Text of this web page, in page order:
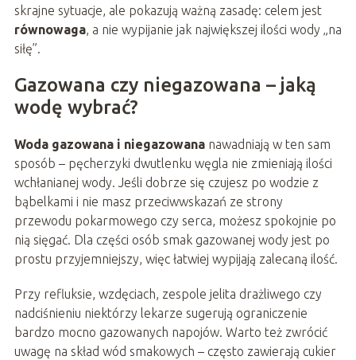
skrajne sytuacje, ale pokazują ważną zasadę: celem jest
równowaga, a nie wypijanie jak największej ilości wody „na
siłę”.
Gazowana czy niegazowana – jaką
wodę wybrać?
Woda gazowana i niegazowananawadniają w ten sam
sposób – pęcherzyki dwutlenku węgla nie zmieniają ilości
wchłanianej wody. Jeśli dobrze się czujesz po wodzie z
bąbelkami i nie masz przeciwwskazań ze strony
przewodu pokarmowego czy serca, możesz spokojnie po
nią sięgać. Dla części osób smak gazowanej wody jest po
prostu przyjemniejszy, więc łatwiej wypijają zalecaną ilość.
Przy refluksie, wzdęciach, zespole jelita drażliwego czy
nadciśnieniu niektórzy lekarze sugerują ograniczenie
bardzo mocno gazowanych napojów. Warto też zwrócić
uwagę na skład wód smakowych – często zawierają cukier